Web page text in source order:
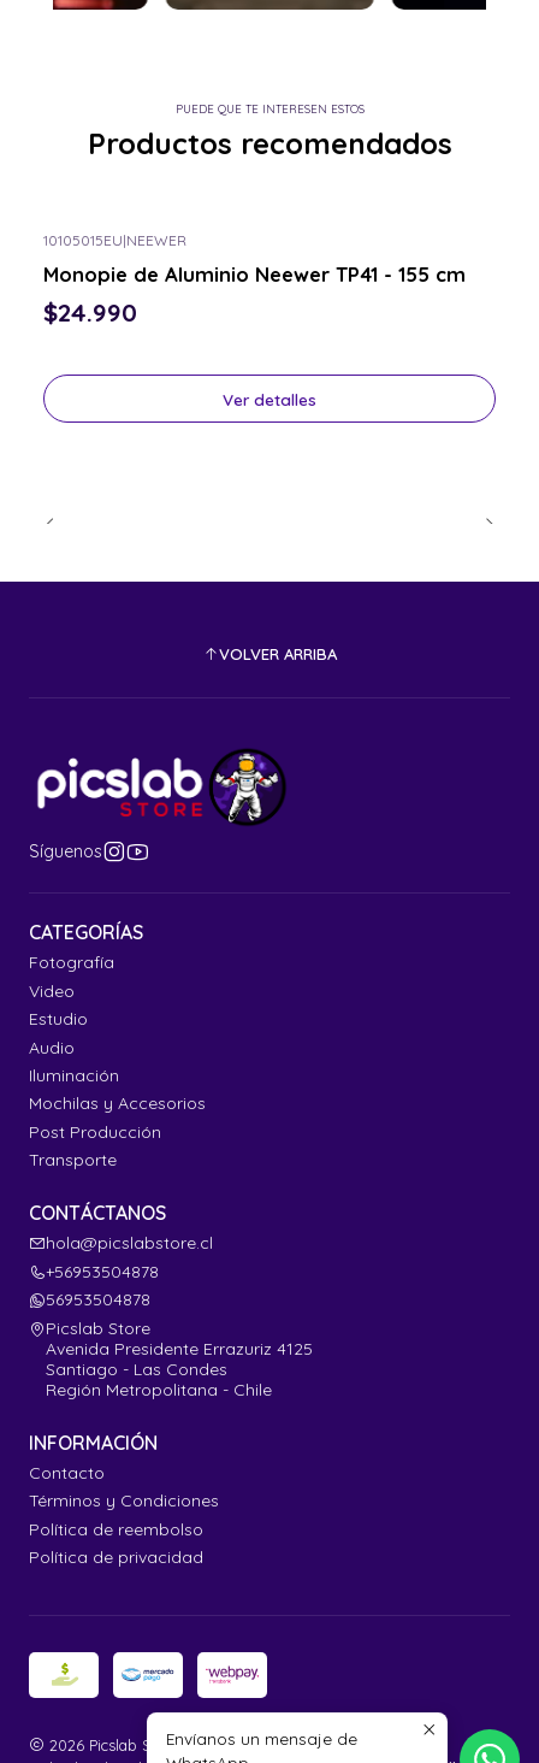
PUEDE QUE TE INTERESEN ESTOS
Productos recomendados
10105015EU|NEEWER
Monopie de Aluminio Neewer TP41 - 155 cm
$24.990
Ver detalles
VOLVER ARRIBA
Síguenos
CATEGORÍAS
Fotografía
Video
Estudio
Audio
Iluminación
Mochilas y Accesorios
Post Producción
Transporte
CONTÁCTANOS
hola@picslabstore.cl
+56953504878
56953504878
Picslab Store
Avenida Presidente Errazuriz 4125
Santiago - Las Condes
Región Metropolitana - Chile
INFORMACIÓN
Contacto
Términos y Condiciones
Política de reembolso
Política de privacidad
2026 Picslab Store.Envíanos un mensaje de